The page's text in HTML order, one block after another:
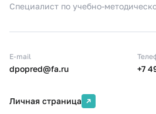
Специалист по учебно-
E-mail
dpopred@fa.ru +7
Личная страница